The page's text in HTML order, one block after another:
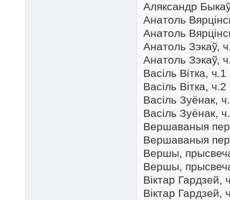
Аляксандр
Анатоль
Анатоль
Анатоль Зэкаў,
Анатоль Зэкаў,
Васіль Вітка,
Васіль Вітка,
Васіль Зуёнак,
Васіль Зуёнак,
Вершаваныя
Вершаваныя
Вершы,
Вершы,
Віктар Гардзей,
Віктар Гардзей,